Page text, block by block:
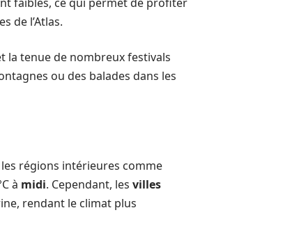
de l’Atlas.
la tenue de nombreux festivals
ou des balades dans les
régions intérieures comme
à midi. Cependant, les villes
rendant le climat plus